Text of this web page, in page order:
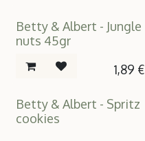
Betty & Albert - Jungle
nuts 45gr
1,89 €
Betty & Albert - Spritz
cookies